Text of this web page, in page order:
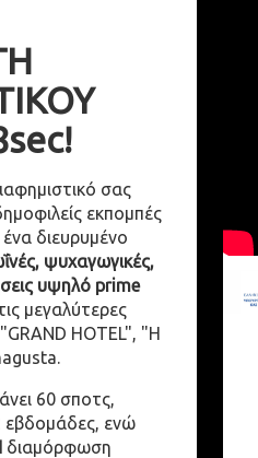
σας
εκπομπές
διευρυμένο
ψυχαγωγικές,
υψηλό prime
μεγαλύτερες
HOTEL", "Η
60 σποτς,
εβδομάδες, ενώ
διαμόρφωση